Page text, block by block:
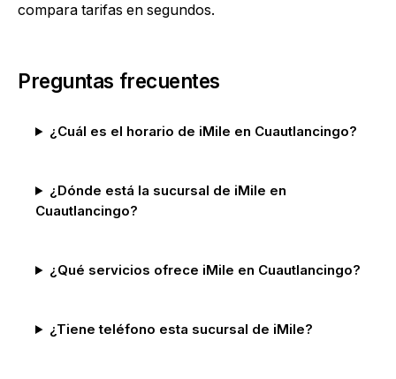
compara tarifas en segundos.
Preguntas frecuentes
¿Cuál es el horario de iMile en Cuautlancingo?
¿Dónde está la sucursal de iMile en
Cuautlancingo?
¿Qué servicios ofrece iMile en Cuautlancingo?
¿Tiene teléfono esta sucursal de iMile?